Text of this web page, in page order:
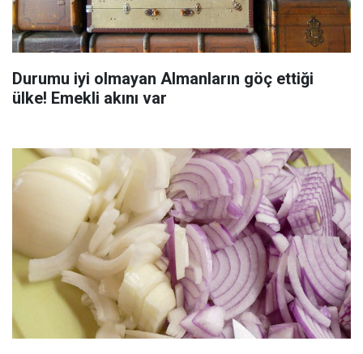
Durumu iyi olmayan Almanların göç ettiği
ülke! Emekli akını var